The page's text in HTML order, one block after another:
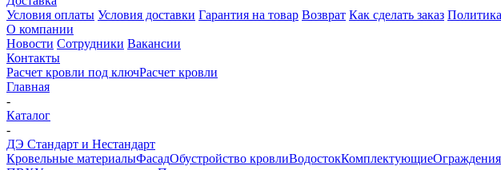
Условия оплаты Условия доставки Гарантия на товар Возврат Как сделать заказ
О компании
Новости Сотрудники Вакансии
Контакты
Расчет кровли под ключРасчет кровли
Главная
-
Каталог
-
ДЭ Стандарт и Нестандарт
Кровельные материалыФасадОбустройство кровлиВодостокКомплектующиеОграждения